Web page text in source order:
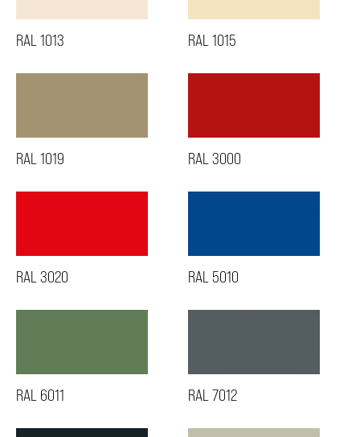
RAL 1013 RAL 1015
RAL 1019 RAL 3000
RAL 3020 RAL 5010
RAL 6011 RAL 7012